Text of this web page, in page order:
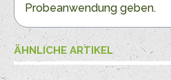
Probeanwendung geben.
ÄHNLICHE ARTIKEL